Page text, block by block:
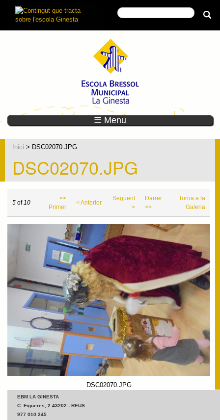
☰ Menu
Inici > DSC02070.JPG
DSC02070.JPG
5 of 10
<<
Primer
< Anterior
Següent
>
Darrer
>>
Torna a la
Galeria
DSC02070.JPG
DSC02070.JPG
EBM LA GINESTA
C. Figueres, 2 43202 - REUS
977 010 245